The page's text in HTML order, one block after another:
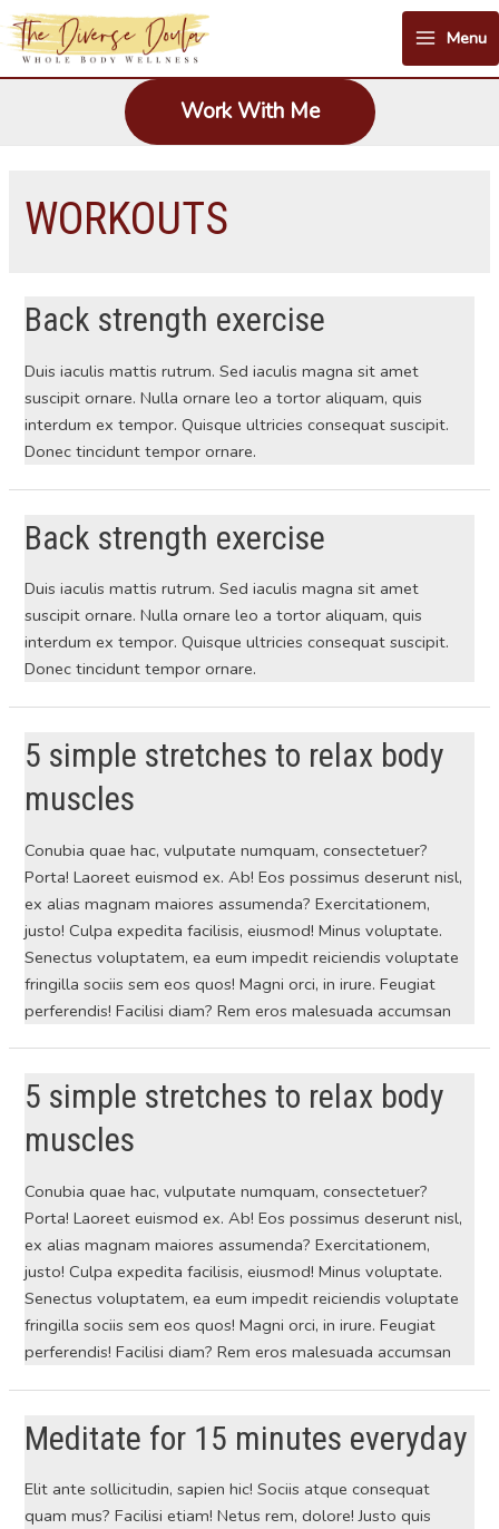
Skip
to
content
Main
Menu
Work With Me
WORKOUTS
Back strength exercise
Duis iaculis mattis rutrum. Sed iaculis magna sit amet
suscipit ornare. Nulla ornare leo a tortor aliquam, quis
interdum ex tempor. Quisque ultricies consequat suscipit.
Donec tincidunt tempor ornare.
Back strength exercise
Duis iaculis mattis rutrum. Sed iaculis magna sit amet
suscipit ornare. Nulla ornare leo a tortor aliquam, quis
interdum ex tempor. Quisque ultricies consequat suscipit.
Donec tincidunt tempor ornare.
5 simple stretches to relax body
muscles
Conubia quae hac, vulputate numquam, consectetuer?
Porta! Laoreet euismod ex. Ab! Eos possimus deserunt nisl,
ex alias magnam maiores assumenda? Exercitationem,
justo! Culpa expedita facilisis, eiusmod! Minus voluptate.
Senectus voluptatem, ea eum impedit reiciendis voluptate
fringilla sociis sem eos quos! Magni orci, in irure. Feugiat
perferendis! Facilisi diam? Rem eros malesuada accumsan
5 simple stretches to relax body
muscles
Conubia quae hac, vulputate numquam, consectetuer?
Porta! Laoreet euismod ex. Ab! Eos possimus deserunt nisl,
ex alias magnam maiores assumenda? Exercitationem,
justo! Culpa expedita facilisis, eiusmod! Minus voluptate.
Senectus voluptatem, ea eum impedit reiciendis voluptate
fringilla sociis sem eos quos! Magni orci, in irure. Feugiat
perferendis! Facilisi diam? Rem eros malesuada accumsan
Meditate for 15 minutes everyday
Elit ante sollicitudin, sapien hic! Sociis atque consequat
quam mus? Facilisi etiam! Netus rem, dolore! Justo quis